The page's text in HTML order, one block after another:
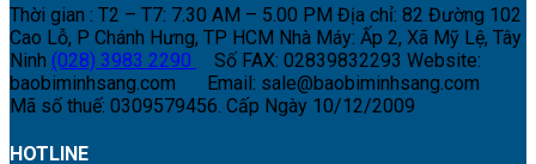
Thời gian : T2 – T7: 7.30 AM – 5.00 PM Địa chỉ: 82 Đường 102
Cao Lỗ, P Chánh Hưng, TP HCM Nhà Máy: Ấp 2, Xã Mỹ Lệ, Tây
Ninh (028) 3983 2290 Số FAX: 02839832293 Website:
baobiminhsang.com
Email: sale@baobiminhsang.com
Mã số thuế: 0309579456. Cấp Ngày 10/12/2009
HOTLINE